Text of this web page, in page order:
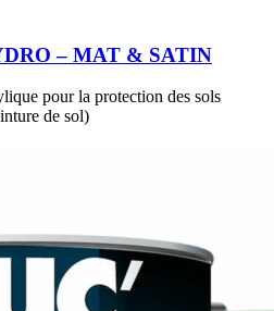
– MAT & SATIN
pour la protection des sols
de sol)